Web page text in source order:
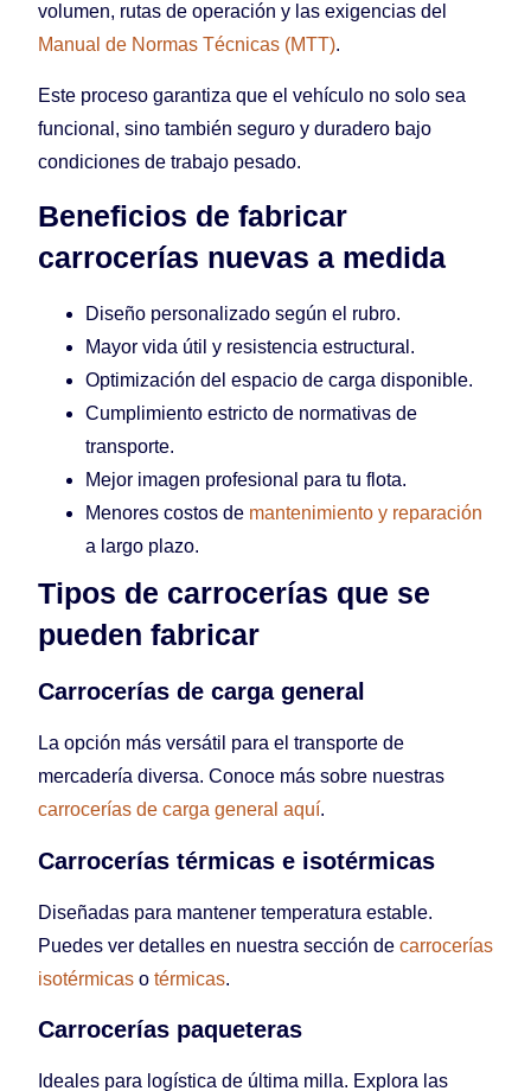
volumen, rutas de operación y las exigencias del
Manual de Normas Técnicas (MTT).
Este proceso garantiza que el vehículo no solo sea
funcional, sino también seguro y duradero bajo
condiciones de trabajo pesado.
Beneficios de fabricar
carrocerías nuevas a medida
Diseño personalizado según el rubro.
Mayor vida útil y resistencia estructural.
Optimización del espacio de carga disponible.
Cumplimiento estricto de normativas de
transporte.
Mejor imagen profesional para tu flota.
Menores costos de mantenimiento y reparación
a largo plazo.
Tipos de carrocerías que se
pueden fabricar
Carrocerías de carga general
La opción más versátil para el transporte de
mercadería diversa. Conoce más sobre nuestras
carrocerías de carga general aquí.
Carrocerías térmicas e isotérmicas
Diseñadas para mantener temperatura estable.
Puedes ver detalles en nuestra sección de carrocerías
isotérmicas o térmicas.
Carrocerías paqueteras
Ideales para logística de última milla. Explora las